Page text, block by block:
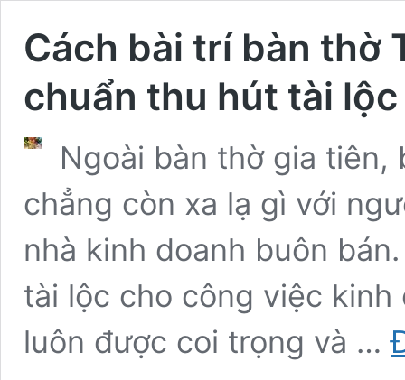
Cách bài trí bàn thờ
chuẩn thu hút tài lộc
Ngoài bàn thờ gia tiên,
chẳng còn xa lạ gì với
nhà kinh doanh buôn
tài lộc cho công việc
luôn được coi trọng và …